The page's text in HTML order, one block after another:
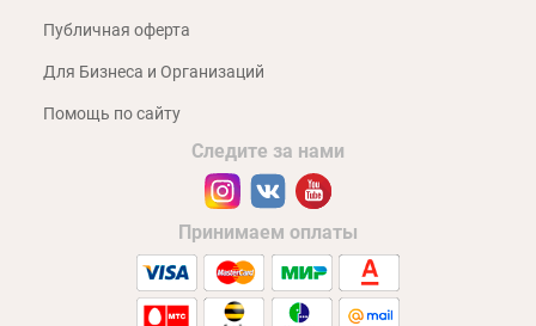
Публичная оферта
Для Бизнеса и Организаций
Помощь по сайту
Следите за нами
Принимаем оплаты